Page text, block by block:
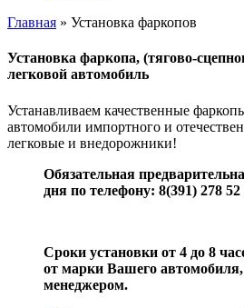
Главная » Установка фаркопов
Установка фаркопа, (тягово-
легковой автомобиль
Устанавливаем качественные
автомобили импортного и
легковые и внедорожники!
Обязательная
дня по телефону: 8(391) 278 52
Сроки установки от 4 до 8
от марки Вашего
менеджером.